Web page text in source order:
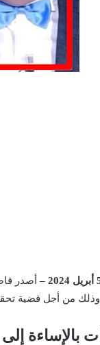
أصدر
وذلك من أجل قضية
بالإساءة